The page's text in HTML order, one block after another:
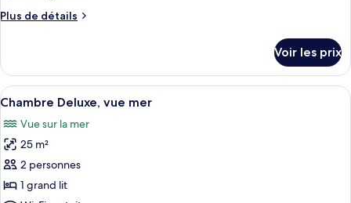
chambre :
Plus de détails
Plus
le
type
de
Chambre
Supérieure
Voir les prix
Afficher
toutes
les
photos
pour
ce
Chambre Deluxe, vue mer | Literie
4
Chambre Deluxe, vue mer
Vue sur la mer
25 m²
2 personnes
1 grand lit